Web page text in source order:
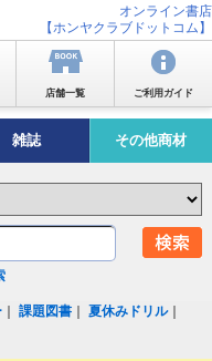
オンライン書店
【ホンヤクラブドットコム】
店舗一覧 ご利用ガイド
雑誌 その他商材
｜課題図書 ｜夏休みドリル｜